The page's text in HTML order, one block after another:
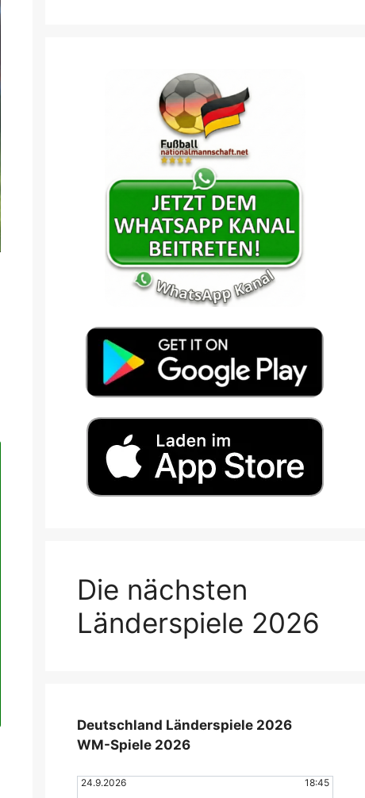
Die nächsten
Länderspiele 2026
Deutschland Länderspiele 2026
WM-Spiele 2026
24.9.2026 18:45